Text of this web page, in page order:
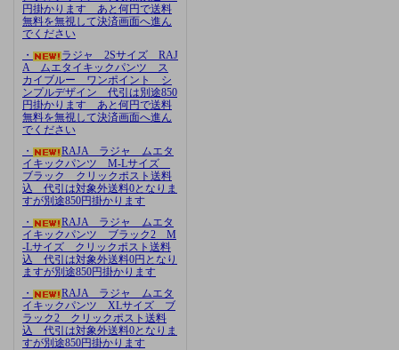
円掛かります あと何円で送料
無料を無視して決済画面へ進ん
でください
・
ラジャ 2Sサイズ RAJ
A ムエタイキックパンツ ス
カイブルー ワンポイント シ
ンプルデザイン 代引は別途850
円掛かります あと何円で送料
無料を無視して決済画面へ進ん
でください
・
RAJA ラジャ ムエタ
イキックパンツ M-Lサイズ
ブラック クリックポスト送料
込 代引は対象外送料0となりま
すが別途850円掛かります
・
RAJA ラジャ ムエタ
イキックパンツ ブラック2 M
-Lサイズ クリックポスト送料
込 代引は対象外送料0円となり
ますが別途850円掛かります
・
RAJA ラジャ ムエタ
イキックパンツ XLサイズ ブ
ラック2 クリックポスト送料
込 代引は対象外送料0となりま
すが別途850円掛かります